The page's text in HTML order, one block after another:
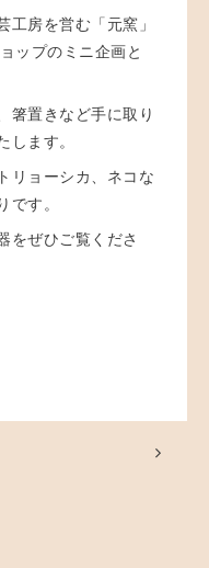
工房を営む 「元窯」
ップのミニ企画と
箸置きなど手に取り
します。
リョーシカ、ネコな
す。
をぜひご覧くださ